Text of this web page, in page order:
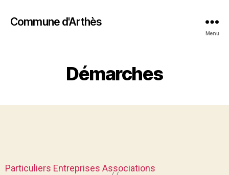
Commune d'Arthès
Menu
Démarches
Particuliers Entreprises Associations